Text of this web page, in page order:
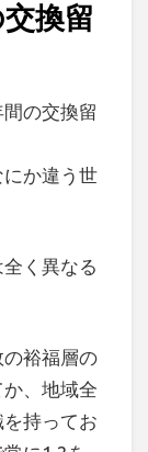
換留
の交換留
か違う世
く異なる
裕福層の
、地域全
持ってお